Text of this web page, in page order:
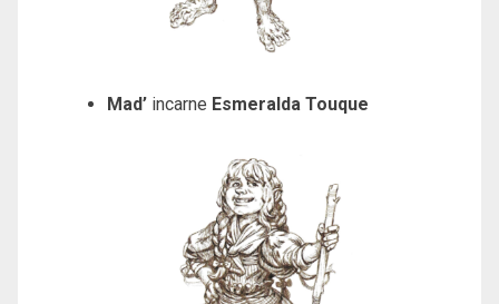
Mad’ incarne Esmeralda Touque